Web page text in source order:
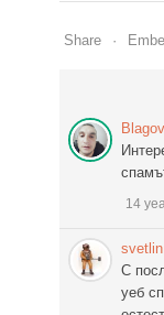
Share
14
svetlin
С
уеб